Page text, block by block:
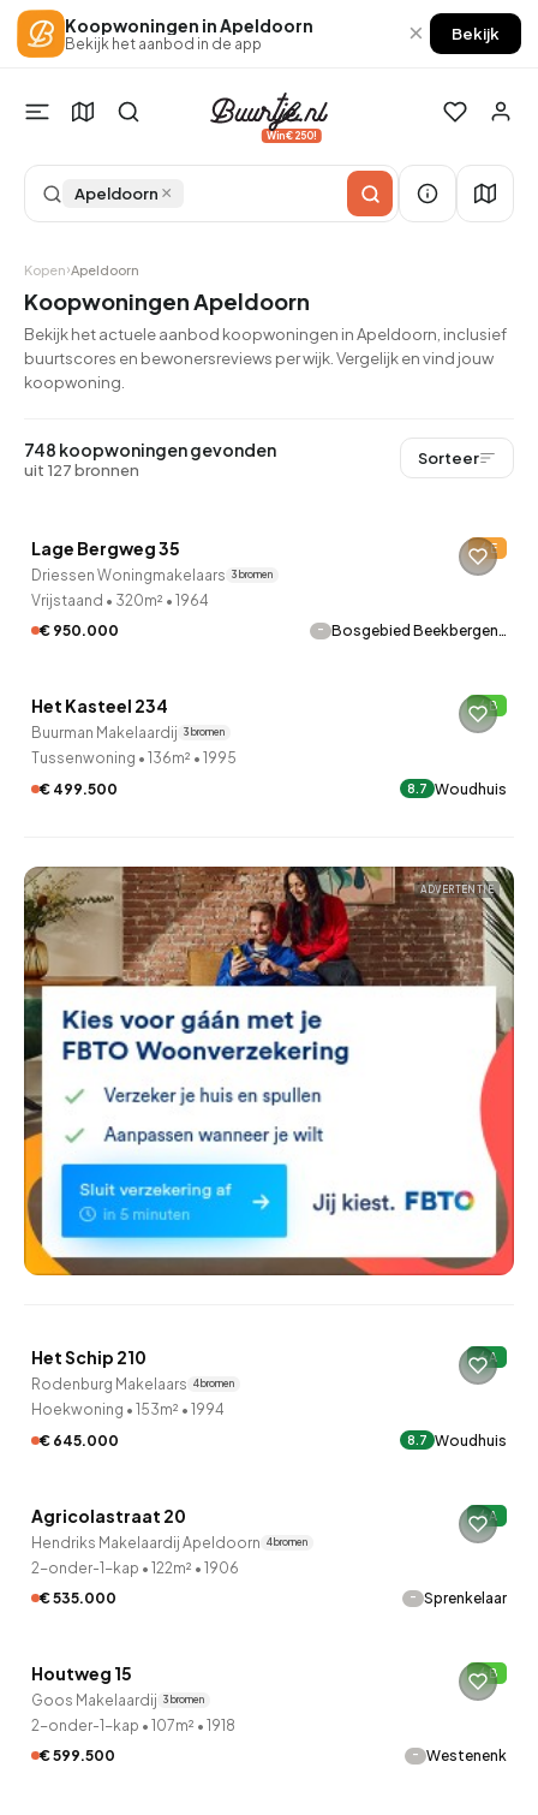
Koopwoningen in Apeldoorn
Bekijk het aanbod in de app × Bekijk
Win €250!
Apeldoorn ×
Kopen Apeldoorn
Koopwoningen Apeldoorn
Bekijk het actuele aanbod koopwoningen in Apeldoorn, inclusief
buurtscores en bewonersreviews per wijk. Vergelijk en vind jouw
koopwoning.
748 koopwoningen gevonden
uit 127 bronnen
Sorteer
13 uur geleden ontdekt
Lage Bergweg 35 E
Driessen Woningmakelaars 3 bronnen
Vrijstaand • 320m² • 1964
€ 950.000
- Bosgebied Beekbergen…
14 uur geleden ontdekt
Het Kasteel 234 B
Buurman Makelaardij 3 bronnen
Tussenwoning • 136m² • 1995
€ 499.500
8.7 Woudhuis
ADVERTENTIE
15 uur geleden ontdekt
Het Schip 210 A
Rodenburg Makelaars 4 bronnen
Hoekwoning • 153m² • 1994
€ 645.000
8.7 Woudhuis
16 uur geleden ontdekt
Agricolastraat 20 A
Hendriks Makelaardij Apeldoorn 4 bronnen
2-onder-1-kap • 122m² • 1906
€ 535.000
- Sprenkelaar
19 uur geleden ontdekt
Houtweg 15 B
Goos Makelaardij 3 bronnen
2-onder-1-kap • 107m² • 1918
€ 599.500
- Westenenk